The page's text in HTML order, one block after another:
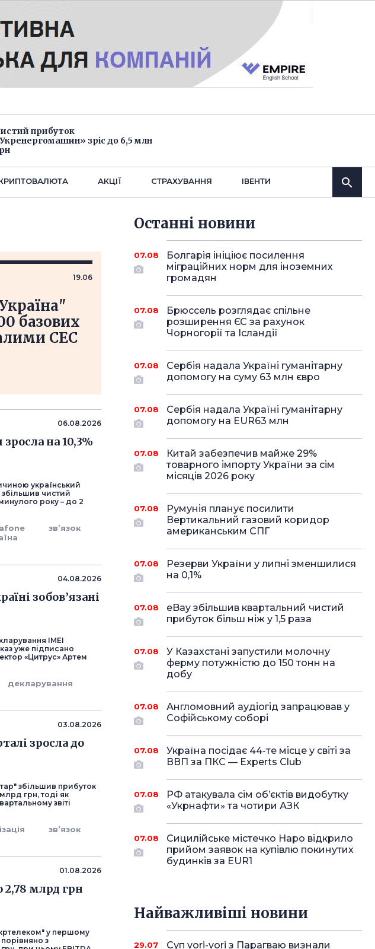
прибуток
зріс до 6,5 млн
АКЦІЇ СТРАХУВАННЯ IВЕНТИ
19.06
базових
СЕС
06.08.2026
на 10,3%
український
збільшив чистий
року – до 2
зв’язок
04.08.2026
зобов’язані
IMEI
уже підписано
«Цитрус» Артем
декларування
03.08.2026
зросла до
збільшив прибуток
грн, тоді як
звіті
зв’язок
01.08.2026
2,78 млрд грн
у першому
з
Останнi новини
07.08
Болгарія ініціює посилення
міграційних норм для іноземних
громадян
07.08
Брюссель розглядає спільне
розширення ЄС за рахунок
Чорногорії та Ісландії
07.08
Сербія надала Україні гуманітарну
допомогу на суму 63 млн євро
07.08
Сербія надала Україні гуманітарну
допомогу на EUR63 млн
07.08
Китай забезпечив майже 29%
товарного імпорту України за сім
місяців 2026 року
07.08
Румунія планує посилити
Вертикальний газовий коридор
американським СПГ
07.08
Резерви України у липні зменшилися
на 0,1%
07.08
eBay збільшив квартальний чистий
прибуток більш ніж у 1,5 раза
07.08
У Казахстані запустили молочну
ферму потужністю до 150 тонн на
добу
07.08
Англомовний аудіогід запрацював у
Софійському соборі
07.08
Україна посідає 44-те місце у світі за
ВВП за ПКС — Experts Club
07.08
РФ атакувала сім об’єктів видобутку
«Укрнафти» та чотири АЗК
07.08
Сицилійське містечко Наро відкрило
прийом заявок на купівлю покинутих
будинків за EUR1
Найважливіші новини
29.07
Суп vori-vori з Парагваю визнали